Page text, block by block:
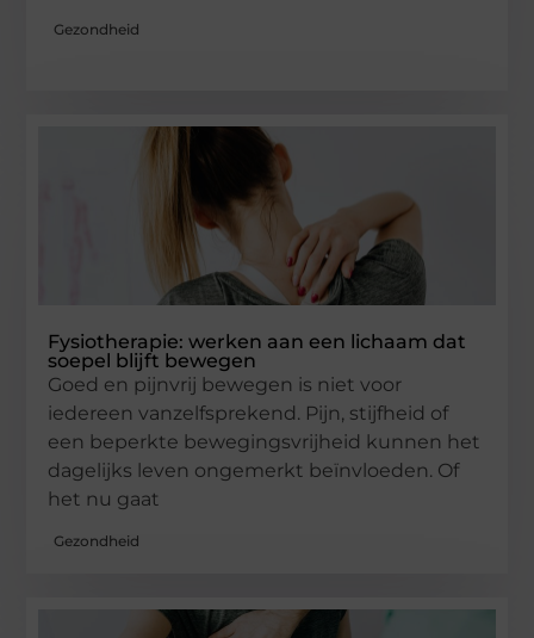
Gezondheid
Fysiotherapie: werken aan een lichaam dat
soepel blijft bewegen
Goed en pijnvrij bewegen is niet voor
iedereen vanzelfsprekend. Pijn, stijfheid of
een beperkte bewegingsvrijheid kunnen het
dagelijks leven ongemerkt beïnvloeden. Of
het nu gaat
Gezondheid